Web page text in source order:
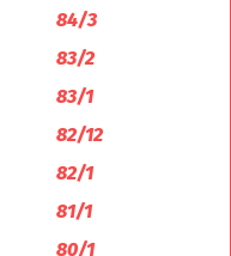
84/3
83/2
83/1
82/12
82/1
81/1
80/1